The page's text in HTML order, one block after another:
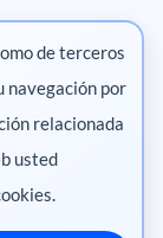
de terceros
navegación por
relacionada
usted